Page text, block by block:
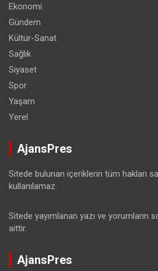
Ekonomi
Gündem
Kültür-Sanat
Sağlık
Siyaset
Spor
Yaşam
Yerel
AjansPres
Sitede bulunan içeriklerin tüm hakları
kullanılamaz.
Sitede yayımlanan yazı ve yorumların
aittir.
AjansPres